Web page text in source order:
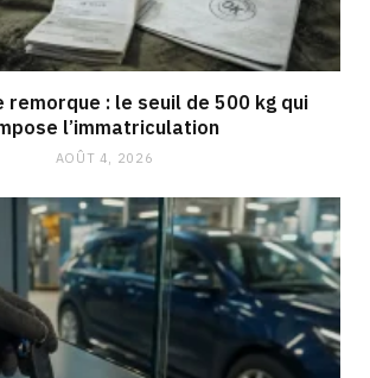
remorque : le seuil de 500 kg qui
l’immatriculation
AOÛT 4, 2026